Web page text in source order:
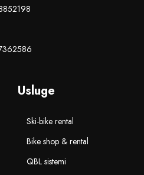
Usluge
Ski-bike rental
Bike shop & rental
QBL sistemi